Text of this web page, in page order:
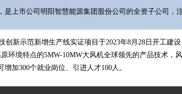
上市公司明阳智慧能源集团股份公司的全资子公司，
示范新增生产线实证项目于2023年8月28日开工建
环境特点的5MW-10MW大风机全球领先的产品技术
加300个就业岗位、引进人才100人。